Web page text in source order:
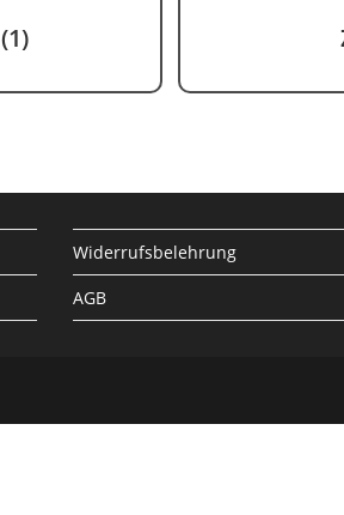
(1)
Widerrufsbelehrung
AGB